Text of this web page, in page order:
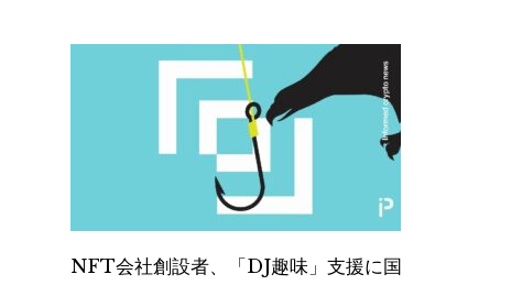
NFT会社創設者、「DJ趣味」支援に国